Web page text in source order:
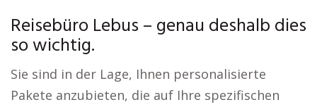
Reisebüro Lebus – genau deshalb dies
so wichtig.
Sie sind in der Lage, Ihnen personalisierte
Pakete anzubieten, die auf Ihre spezifischen